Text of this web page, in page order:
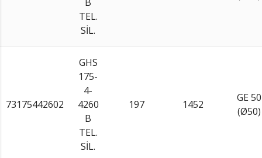
TEL.
SİL.
73175442602
GHS
175-
4-
4260
B
TEL.
SİL.
197 1452
GE 50
(Ø50)